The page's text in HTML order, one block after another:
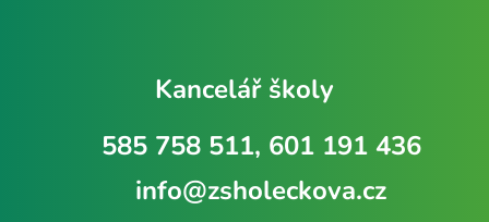
Kancelář školy
585 758 511, 601 191 436
info@zsholeckova.cz